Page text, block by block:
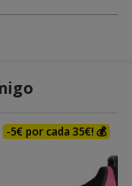
-5€ por cada 35€! 💰